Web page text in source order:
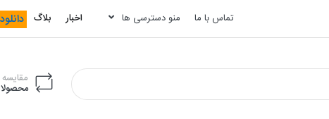
تماس با ما منو دسترسی ها اخبار بلاگ
مقایسه